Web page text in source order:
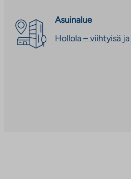
Asuinalue
Hollola – viihtyisä